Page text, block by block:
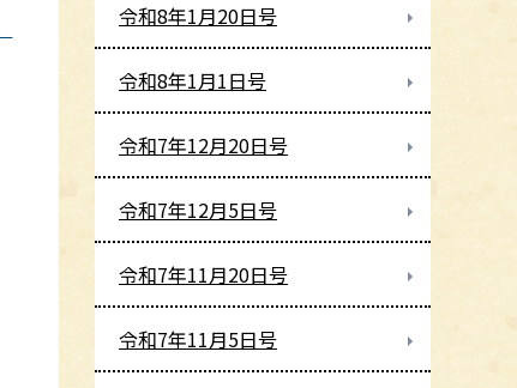
令和8年1月20日号
令和8年1月1日号
令和7年12月20日号
令和7年12月5日号
令和7年11月20日号
令和7年11月5日号